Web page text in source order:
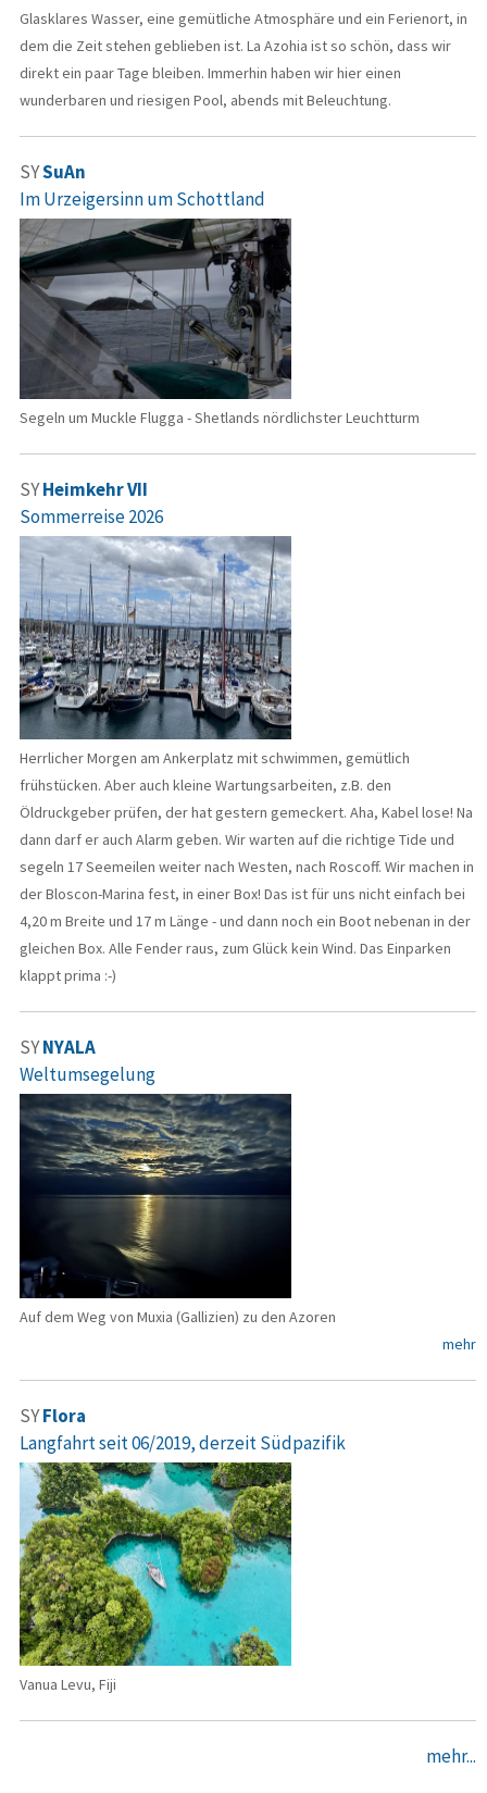
Glasklares Wasser, eine gemütliche Atmosphäre und ein Ferienort, in
dem die Zeit stehen geblieben ist. La Azohia ist so schön, dass wir
direkt ein paar Tage bleiben. Immerhin haben wir hier einen
wunderbaren und riesigen Pool, abends mit Beleuchtung.
SYSuAn
Im Urzeigersinn um Schottland
Segeln um Muckle Flugga - Shetlands nördlichster Leuchtturm
SYHeimkehr VII
Sommerreise 2026
Herrlicher Morgen am Ankerplatz mit schwimmen, gemütlich
frühstücken. Aber auch kleine Wartungsarbeiten, z.B. den
Öldruckgeber prüfen, der hat gestern gemeckert. Aha, Kabel lose! Na
dann darf er auch Alarm geben. Wir warten auf die richtige Tide und
segeln 17 Seemeilen weiter nach Westen, nach Roscoff. Wir machen in
der Bloscon-Marina fest, in einer Box! Das ist für uns nicht einfach bei
4,20 m Breite und 17 m Länge - und dann noch ein Boot nebenan in der
gleichen Box. Alle Fender raus, zum Glück kein Wind. Das Einparken
klappt prima :-)
SYNYALA
Weltumsegelung
Auf dem Weg von Muxia (Gallizien) zu den Azoren
mehr
SYFlora
Langfahrt seit 06/2019, derzeit Südpazifik
Vanua Levu, Fiji
mehr...